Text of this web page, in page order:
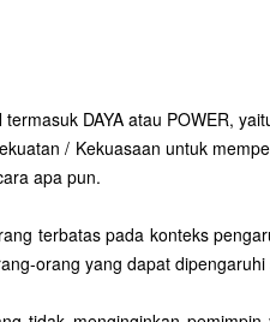
termasuk DAYA atau POWER,
/ Kekuasaan untuk
apa pun.
terbatas pada konteks
orang yang dapat dipengaruhi